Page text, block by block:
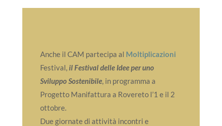
Anche il CAM partecipa al Moltiplicazioni
Festival,il Festival delle Idee per uno
Sviluppo Sostenibile, in programma a
Progetto Manifattura a Rovereto l’1 e il 2
ottobre.
Due giornate di attività incontri e